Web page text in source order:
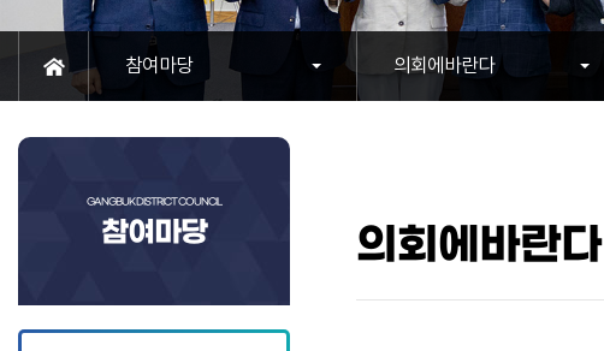
참여마당 의회에바란다
GANGBUK DISTRICT COUNCIL
참여마당 의회에바란다